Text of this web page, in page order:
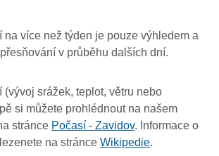
na více než týden je pouze výhledem a
v průběhu dalších dní.
(vývoj srážek, teplot, větru nebo
si můžete prohlédnout na našem
stránce Počasí - Zavidov. Informace o
na stránce Wikipedie.